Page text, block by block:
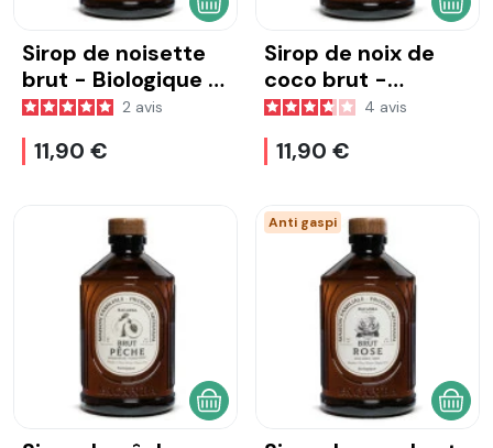
Sirop de noisette
brut - Biologique -
400 ml
2 avis
11,90 €
AJOUTER AU PANIER
Sirop de noix de
coco brut -
Biologique - 400
ml
4 avis
11,90 €
AJOUTER AU PANIER
Anti gaspi